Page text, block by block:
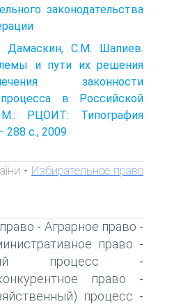
законодательства
Дамаскин, С.М. Шапиев.
и пути их решения
законности
процесса в Российской
РЦОИТ: Типография
288 с., 2009
- Избирательное право
- Аграрное право -
право -
процесс -
право -
процесс -